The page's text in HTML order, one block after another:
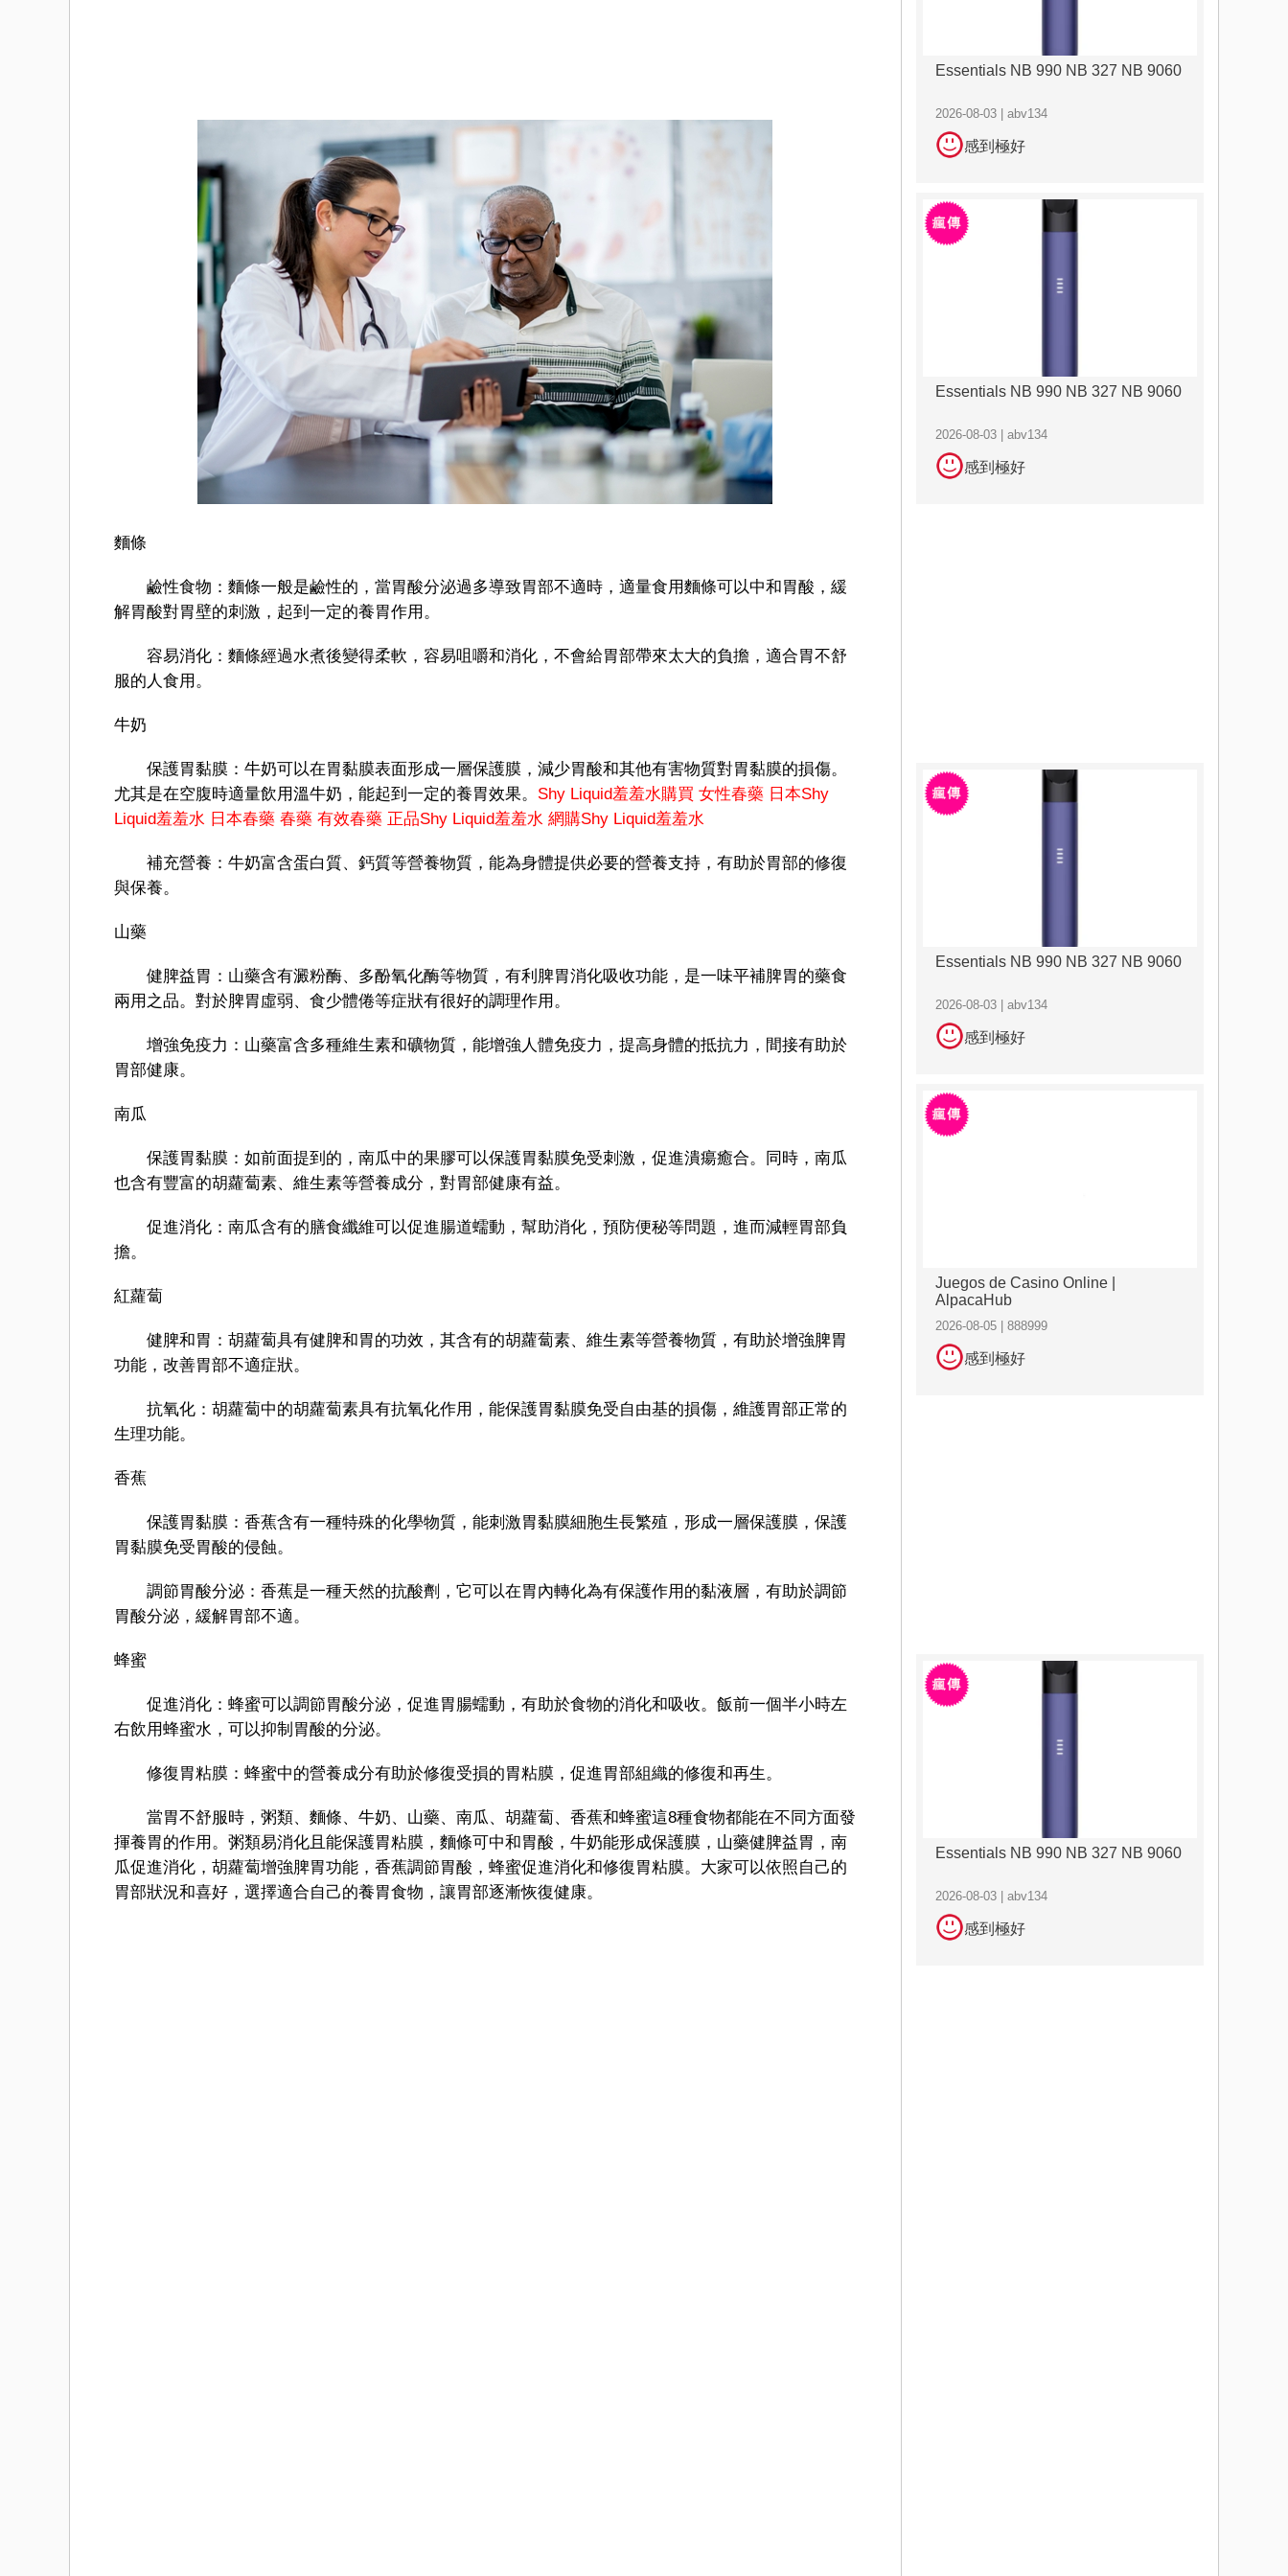
麵條
鹼性食物：麵條一般是鹼性的，當胃酸分泌過多導致胃部不適時，適量食用麵條可以中和胃酸，緩
解胃酸對胃壁的刺激，起到一定的養胃作用。
容易消化：麵條經過水煮後變得柔軟，容易咀嚼和消化，不會給胃部帶來太大的負擔，適合胃不舒
服的人食用。
牛奶
保護胃黏膜：牛奶可以在胃黏膜表面形成一層保護膜，減少胃酸和其他有害物質對胃黏膜的損傷。
尤其是在空腹時適量飲用溫牛奶，能起到一定的養胃效果。 Shy Liquid羞羞水購買 女性春藥 日本Shy
Liquid羞羞水 日本春藥 春藥 有效春藥 正品Shy Liquid羞羞水 網購Shy Liquid羞羞水
補充營養：牛奶富含蛋白質、鈣質等營養物質，能為身體提供必要的營養支持，有助於胃部的修復
與保養。
山藥
健脾益胃：山藥含有澱粉酶、多酚氧化酶等物質，有利脾胃消化吸收功能，是一味平補脾胃的藥食
兩用之品。對於脾胃虛弱、食少體倦等症狀有很好的調理作用。
增強免疫力：山藥富含多種維生素和礦物質，能增強人體免疫力，提高身體的抵抗力，間接有助於
胃部健康。
南瓜
保護胃黏膜：如前面提到的，南瓜中的果膠可以保護胃黏膜免受刺激，促進潰瘍癒合。同時，南瓜
也含有豐富的胡蘿蔔素、維生素等營養成分，對胃部健康有益。
促進消化：南瓜含有的膳食纖維可以促進腸道蠕動，幫助消化，預防便秘等問題，進而減輕胃部負
擔。
紅蘿蔔
健脾和胃：胡蘿蔔具有健脾和胃的功效，其含有的胡蘿蔔素、維生素等營養物質，有助於增強脾胃
功能，改善胃部不適症狀。
抗氧化：胡蘿蔔中的胡蘿蔔素具有抗氧化作用，能保護胃黏膜免受自由基的損傷，維護胃部正常的
生理功能。
香蕉
保護胃黏膜：香蕉含有一種特殊的化學物質，能刺激胃黏膜細胞生長繁殖，形成一層保護膜，保護
胃黏膜免受胃酸的侵蝕。
調節胃酸分泌：香蕉是一種天然的抗酸劑，它可以在胃內轉化為有保護作用的黏液層，有助於調節
胃酸分泌，緩解胃部不適。
蜂蜜
促進消化：蜂蜜可以調節胃酸分泌，促進胃腸蠕動，有助於食物的消化和吸收。飯前一個半小時​​左
右飲用蜂蜜水，可以抑制胃酸的分泌。
修復胃粘膜：蜂蜜中的營養成分有助於修復受損的胃粘膜，促進胃部組織的修復和再生。
當胃不舒服時，粥類、麵條、牛奶、山藥、南瓜、胡蘿蔔、香蕉和蜂蜜這8種食物都能在不同方面發
揮養胃的作用。粥類易消化且能保護胃粘膜，麵條可中和胃酸，牛奶能形成保護膜，山藥健脾益胃，南
瓜促進消化，胡蘿蔔增強脾胃功能，香蕉調節胃酸，蜂蜜促進消化和修復胃粘膜。大家可以依照自己的
胃部狀況和喜好，選擇適合自己的養胃食物，讓胃部逐漸恢復健康。
Essentials NB 990 NB 327 NB 9060
2026-08-03 | abv134
感到極好
Essentials NB 990 NB 327 NB 9060
2026-08-03 | abv134
感到極好
Essentials NB 990 NB 327 NB 9060
2026-08-03 | abv134
感到極好
Juegos de Casino Online |
AlpacaHub
2026-08-05 | 888999
感到極好
Essentials NB 990 NB 327 NB 9060
2026-08-03 | abv134
感到極好